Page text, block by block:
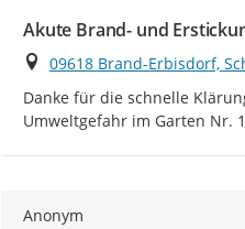
Akute Brand- und
Ort
09618 Brand-Erbisdorf,
Danke für die schnelle
Umweltgefahr im Garten Nr.
Anonym